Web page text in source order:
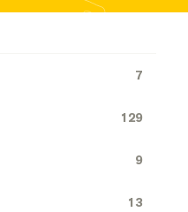
7
129
9
13